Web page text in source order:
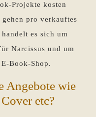
Projekte kosten
pro verkauftes
es sich um
Narcissus und um
Book-Shop.
Angebote wie
etc?